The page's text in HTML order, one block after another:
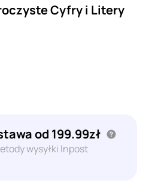
Cyfry i Litery
od 199.99zł
wysyłki Inpost